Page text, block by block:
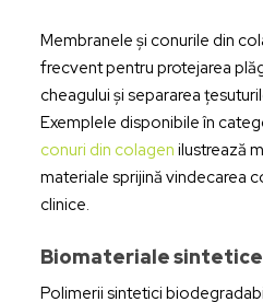
Membranele și conurile din
frecvent pentru protejarea
cheagului și separarea
Exemplele disponibile în
conuri din colagen ilustrează
materiale sprijină vindecarea
clinice.
Biomateriale
Polimerii sintetici